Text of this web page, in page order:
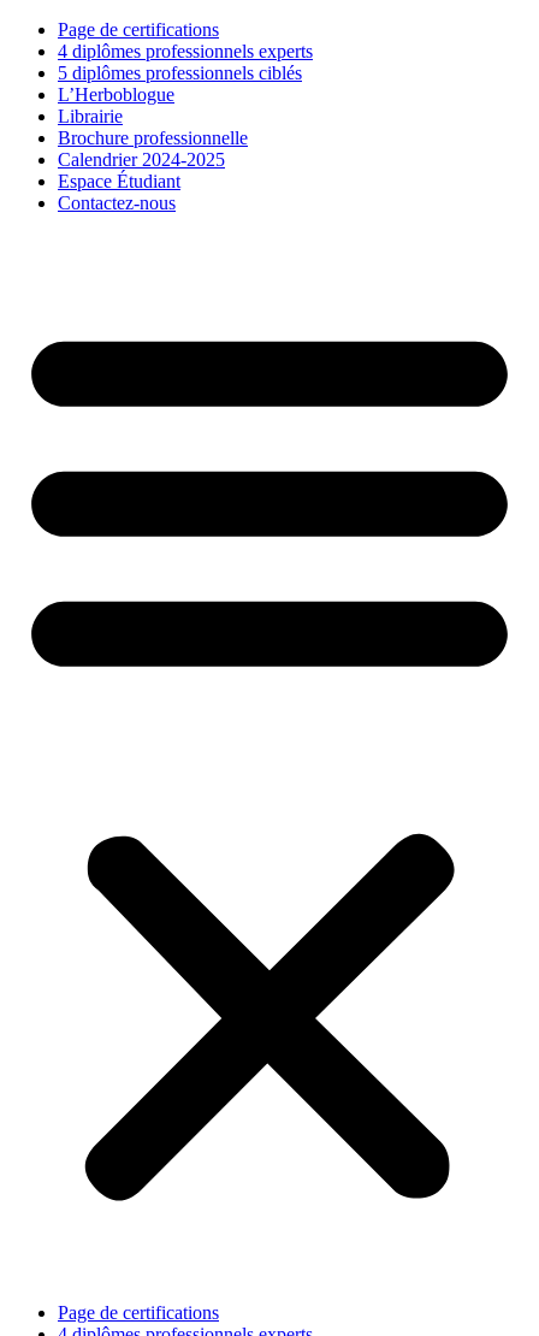
Page de certifications
4 diplômes professionnels experts
5 diplômes professionnels ciblés
L’Herboblogue
Librairie
Brochure professionnelle
Calendrier 2024-2025
Espace Étudiant
Contactez-nous
Page de certifications